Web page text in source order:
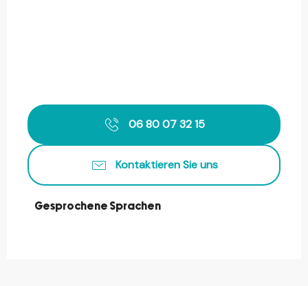
06 80 07 32 15
Kontaktieren Sie uns
Gesprochene Sprachen
Gesprochene Sprachen